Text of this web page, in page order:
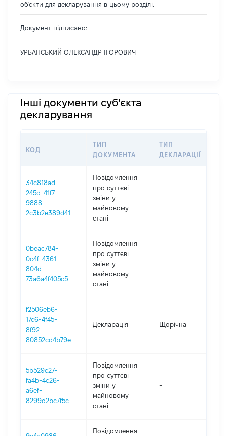
об'єкти для декларування в цьому розділі.
Документ підписано:
УРБАНСЬКИЙ ОЛЕКСАНДР ІГОРОВИЧ
Інші документи суб'єкта
декларування
КОД
ТИП
ДОКУМЕНТА
ТИП
ДЕКЛАРАЦІЇ
34c818ad-
245d-41f7-
9888-
2c3b2e389d41
Повідомлення
про суттєві
зміни y
майновому
стані
-
0beac784-
0c4f-4361-
804d-
73a6a4f405c5
Повідомлення
про суттєві
зміни y
майновому
стані
-
f2506eb6-
17c6-4f45-
8f92-
80852cd4b79e
Декларація Щорічна
5b529c27-
fa4b-4c26-
a6ef-
8299d2bc7f5c
Повідомлення
про суттєві
зміни y
майновому
стані
-
Повідомлення